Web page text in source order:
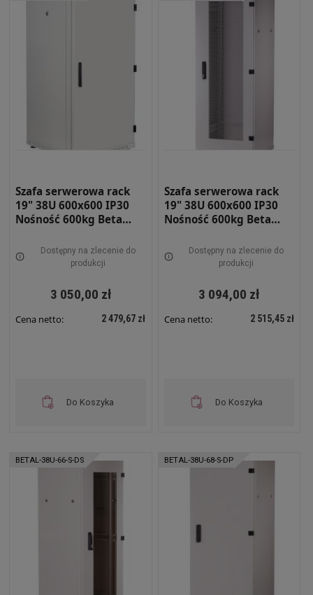
Szafa serwerowa rack
19" 38U 600x600 IP30
Nośność 600kg Beta
SZARA BETAL-38U-66-S-
DP
Dostępny na zlecenie do
produkcji
3 050,00 zł
Cena netto: 2 479,67 zł
Do Koszyka
Szafa serwerowa rack
19" 38U 600x600 IP30
Nośność 600kg Beta
PERFOROWANE SZARA
BETAL-38U-66-S-DPRF
Dostępny na zlecenie do
produkcji
3 094,00 zł
Cena netto: 2 515,45 zł
Do Koszyka
BETAL-38U-66-S-DS BETAL-38U-68-S-DP